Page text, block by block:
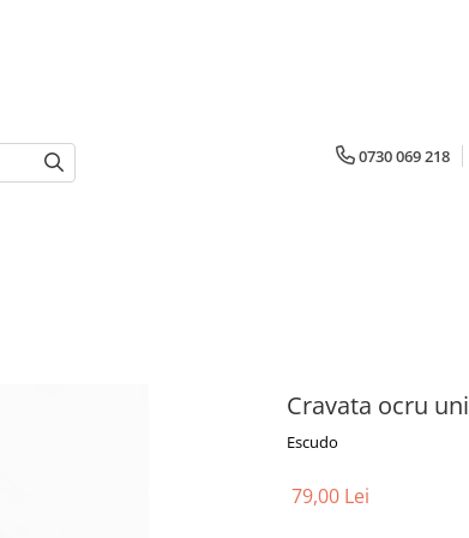
0730 069 218
Cravata ocru uni
Escudo
79,00 Lei